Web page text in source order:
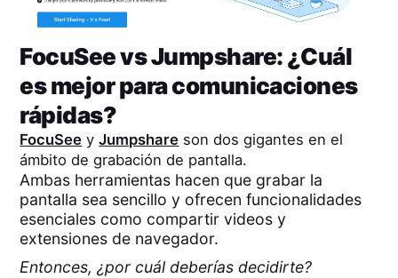
FocuSeevsJumpshare: ¿Cuál
es mejor para comunicaciones
rápidas?
FocuSee yJumpshare son dos gigantes en el
ámbito de grabación de pantalla.
Ambas herramientas hacen que grabar la
pantalla sea sencillo y ofrecen funcionalidades
esenciales como compartir videos y
extensiones de navegador.
Entonces, ¿por cuál deberías decidirte?